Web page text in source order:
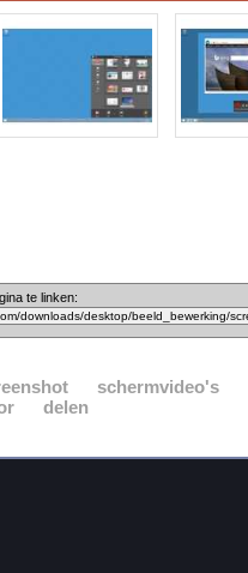
te linken:
schermvideo's
delen